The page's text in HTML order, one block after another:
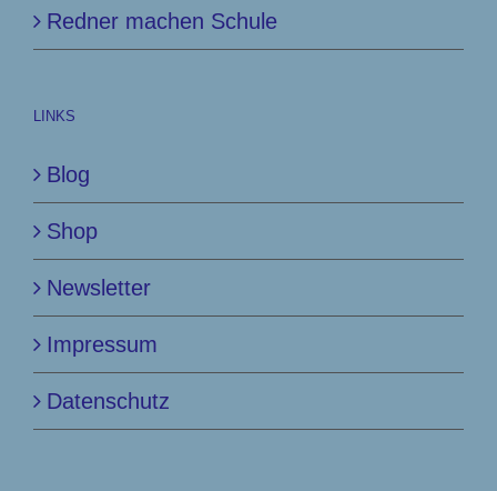
Redner machen Schule
LINKS
Blog
Shop
Newsletter
Impressum
Datenschutz